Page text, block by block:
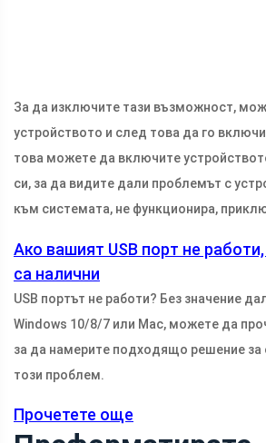
За да изключите тази възможност,
устройството и след това да го
това можете да включите
си, за да видите дали проблемът с
към системата, не функционира,
Ако вашият USB порт не
са налични
USB портът не работи? Без значение
Windows 10/8/7 или Mac, можете да
за да намерите подходящо решение за
този проблем.
Прочетете още